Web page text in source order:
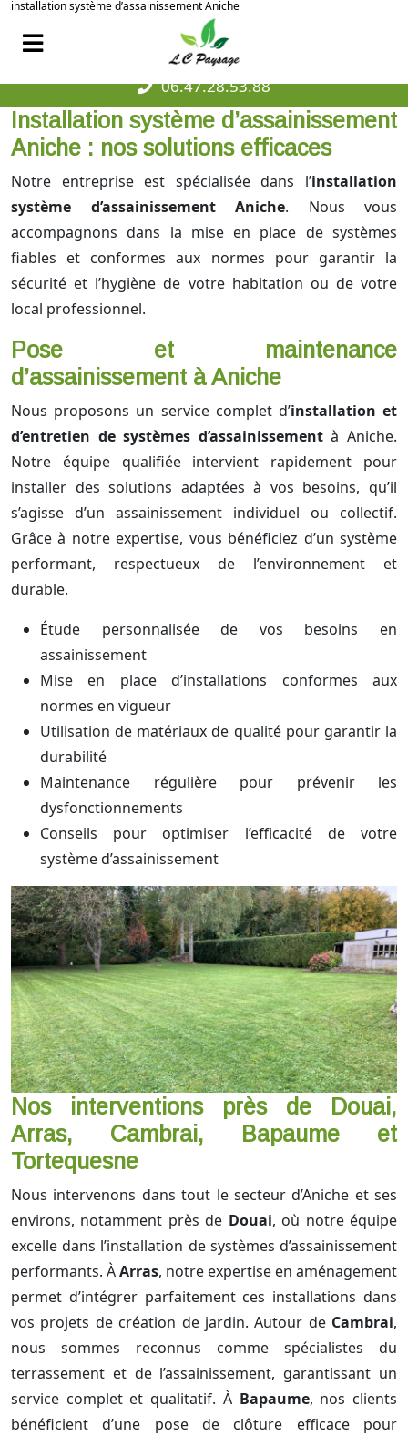
installation système d’assainissement Aniche
06.47.28.53.88
Installation système d’assainissement
Aniche : nos solutions efficaces
Notre entreprise est spécialisée dans l’installation
système d’assainissement Aniche. Nous vous
accompagnons dans la mise en place de systèmes
fiables et conformes aux normes pour garantir la
sécurité et l’hygiène de votre habitation ou de votre
local professionnel.
Pose et maintenance
d’assainissement à Aniche
Nous proposons un service complet d’installation et
d’entretien de systèmes d’assainissementà Aniche.
Notre équipe qualifiée intervient rapidement pour
installer des solutions adaptées à vos besoins, qu’il
s’agisse d’un assainissement individuel ou collectif.
Grâce à notre expertise, vous bénéficiez d’un système
performant, respectueux de l’environnement et
durable.
Étude personnalisée de vos besoins en
assainissement
Mise en place d’installations conformes aux
normes en vigueur
Utilisation de matériaux de qualité pour garantir la
durabilité
Maintenance régulière pour prévenir les
dysfonctionnements
Conseils pour optimiser l’efficacité de votre
système d’assainissement
Nos interventions près de Douai,
Arras, Cambrai, Bapaume et
Tortequesne
Nous intervenons dans tout le secteur d’Aniche et ses
environs, notamment près de Douai, où notre équipe
excelle dans l’installation de systèmes d’assainissement
performants. ÀArras, notre expertise en aménagement
permet d’intégrer parfaitement ces installations dans
vos projets de création de jardin. Autour de Cambrai,
nous sommes reconnus comme spécialistes du
terrassement et de l’assainissement, garantissant un
service complet et qualitatif. À Bapaume, nos clients
bénéficient d’une pose de clôture efficace pour